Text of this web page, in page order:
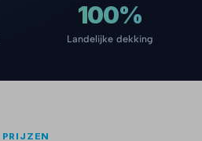
100%
Landelijke dekking
PRIJZEN